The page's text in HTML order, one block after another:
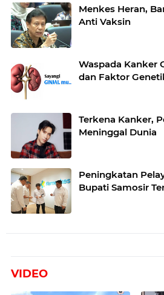
Menkes Heran,
Anti Vaksin
Waspada Kanker
dan Faktor
Terkena Kanker,
Meninggal Dunia
Peningkatan
Bupati Samosir
VIDEO